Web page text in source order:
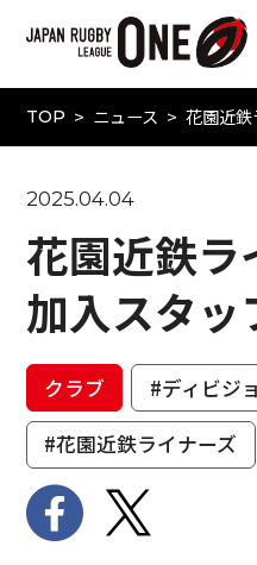
TOP ニュース 花園近
2025.04.04
花園近鉄
加入スタッ
クラブ
#ディビジ
#花園近鉄ライナーズ